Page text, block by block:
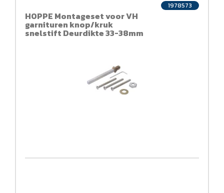
HOPPE Montageset voor VH
garnituren knop/kruk
snelstift Deurdikte 33-38mm
1978573